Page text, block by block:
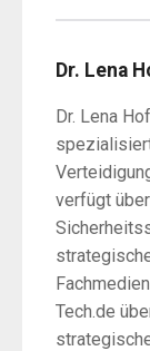
Dr. Lena
Dr. Lena
verfügt
Tech.de